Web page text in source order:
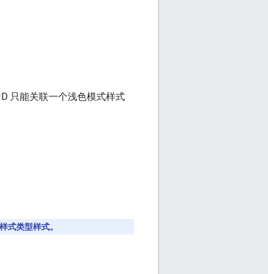
只能关联一个浅色模式样式
式类型样式。